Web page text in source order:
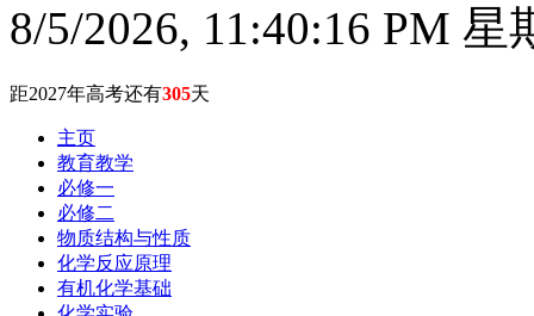
8/5/2026, 11:40:17 PM 星
距2027年高考还有305天
主页
教育教学
必修一
必修二
物质结构与性质
化学反应原理
有机化学基础